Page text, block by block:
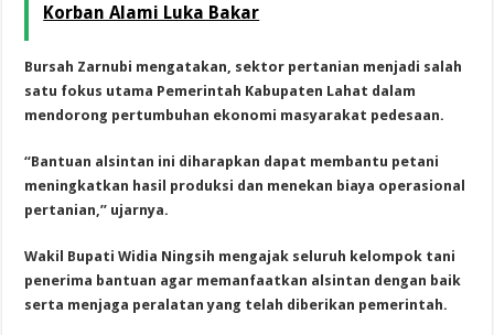
Korban Alami Luka Bakar
Bursah Zarnubi mengatakan, sektor pertanian menjadi salah
satu fokus utama Pemerintah Kabupaten Lahat dalam
mendorong pertumbuhan ekonomi masyarakat pedesaan.
“Bantuan alsintan ini diharapkan dapat membantu petani
meningkatkan hasil produksi dan menekan biaya operasional
pertanian,” ujarnya.
Wakil Bupati Widia Ningsih mengajak seluruh kelompok tani
penerima bantuan agar memanfaatkan alsintan dengan baik
serta menjaga peralatan yang telah diberikan pemerintah.